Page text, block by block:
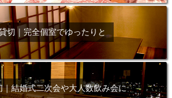
切｜完全個室でゆったりと
｜結婚式二次会や大人数飲み会に